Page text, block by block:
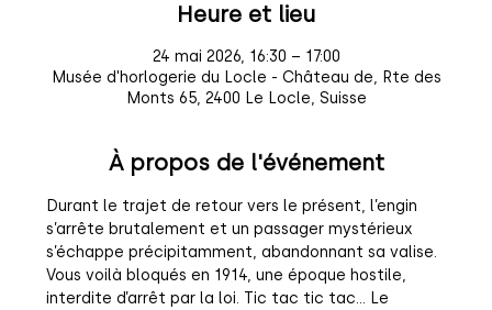
Heure et lieu
24 mai 2026, 16:30 – 17:00
Musée d'horlogerie du Locle - Château de, Rte des
Monts 65, 2400 Le Locle, Suisse
À propos de l'événement
Durant le trajet de retour vers le présent, l’engin
s’arrête brutalement et un passager mystérieux
s’échappe précipitamment, abandonnant sa valise.
Vous voilà bloqués en 1914, une époque hostile,
interdite d’arrêt par la loi. Tic tac tic tac… Le